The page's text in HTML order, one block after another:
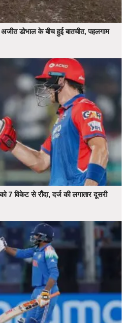
डोभाल के बीच हुई बातचीत, पहलगाम
7 विकेट से रौंदा, दर्ज की लगातार दूसरी